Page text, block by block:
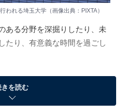
われる埼玉大学（画像出典：PIXTA）
ある分野を深掘りしたり、未
たり、有意義な時間を過ごし
れる大学主催の子ども向け講
の学びを深めるプログラム
きを読む